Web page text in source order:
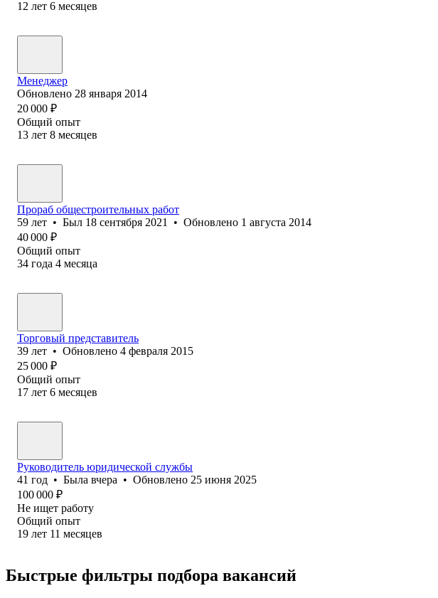
12 лет 6 месяцев
Менеджер
Обновлено 28 января 2014
20 000 ₽
Общий опыт
13 лет 8 месяцев
Прораб общестроительных работ
59 лет • Был 18 сентября 2021 • Обновлено 1 августа 2014
40 000 ₽
Общий опыт
34 года 4 месяца
Торговый представитель
39 лет • Обновлено 4 февраля 2015
25 000 ₽
Общий опыт
17 лет 6 месяцев
Руководитель юридической службы
41 год • Была вчера • Обновлено 25 июня 2025
100 000 ₽
Не ищет работу
Общий опыт
19 лет 11 месяцев
Быстрые фильтры подбора вакансий